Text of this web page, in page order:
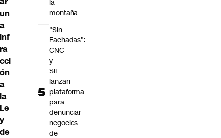
un
a
inf
ra
cci
ón
a
la
Le
y
de
la
montaña
"Sin
Fachadas":
CNC
y
SII
lanzan
plataforma
para
denunciar
negocios
de